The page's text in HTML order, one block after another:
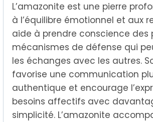
L’amazonite est une pierre
à l’équilibre émotionnel et aux
aide à prendre conscience des
mécanismes de défense qui
les échanges avec les autres.
favorise une communication
authentique et encourage
besoins affectifs avec
simplicité. L’amazonite